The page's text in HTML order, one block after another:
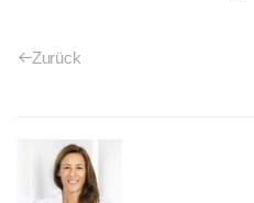
Zurück